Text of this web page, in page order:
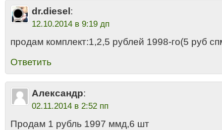
dr.diesel :
12.10.2014 в 9:19 дп
продам комплект:1,2,5 рублей 1998-го(5 руб
Ответить
Александр:
02.11.2014 в 2:52 пп
Продам 1 рубль 1997 ммд,6 шт